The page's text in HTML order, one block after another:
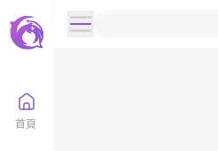
首頁